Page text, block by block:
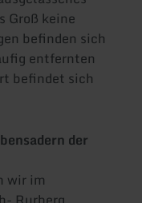
Groß keine
befinden sich
entfernten
befindet sich
der
wir im